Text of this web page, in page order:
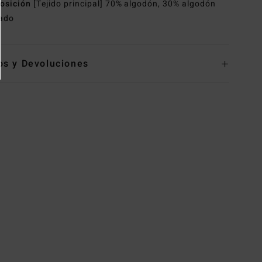
[Tejido principal] 70% algodón, 30% algodón
y Devoluciones